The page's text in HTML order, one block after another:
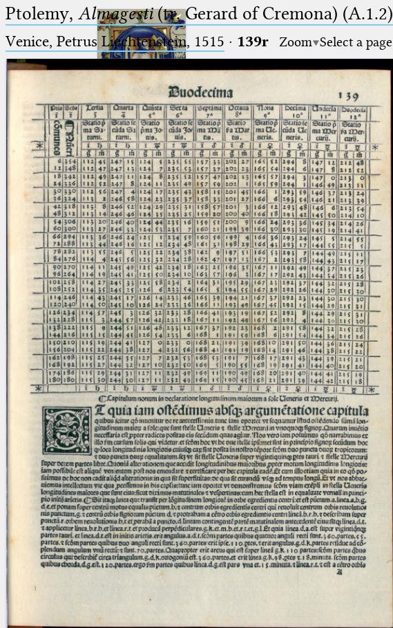
Ptolemaeus
Arabus et Latinus
(the underscore) is the placeholder
for exactly one character.
(the percent sign) is the
placeholder for no, one or more
than one character.
%% (two percent signs) is the
placeholder for no, one or more
than one character, but not for
blank space (so that a search ends
at word boundaries).
🔎︎
Start
Project
Team
News
Jobs
Publications
Conference
Arabic Works
Arabic Manuscripts
Latin Works
Latin Manuscripts
Latin Early Prints
Images
Texts
betaGlossary
Resources
Ptolemy, Almagesti(tr. Gerard of Cremona) (A.1.2)
Venice, Petrus Liechtenstein, 1515 · 139r Zoom Select a page